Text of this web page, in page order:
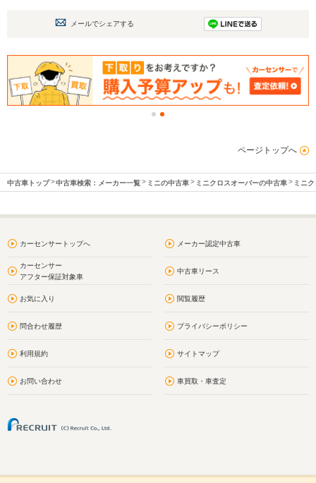
メールでシェアする
ページトップへ
中古車トップ 中古車検索：メーカー一覧 ミニの中古車 ミニクロスオーバーの中古車 ミニ
カーセンサートップへ メーカー認定中古車
カーセンサー
アフター保証対象車
中古車リース
お気に入り 閲覧履歴
問合わせ履歴 プライバシーポリシー
利用規約 サイトマップ
お問い合わせ 車買取・車査定